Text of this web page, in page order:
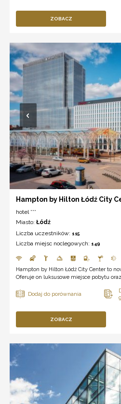
ZOBACZ
Hampton by Hilton Łódź City
hotel ***
Miasto: Łódź
Liczba uczestników: 115
Liczba miejsc noclegowych: 149
Hampton by Hilton Łódź City Center to
Oferuje on luksusowe miejsce pobytu
ZOBACZ